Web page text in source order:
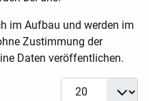
im Aufbau und werden im
Zustimmung der
Daten veröffentlichen.
Anzeige #